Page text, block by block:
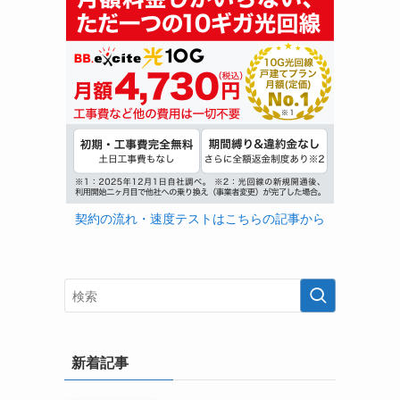
契約の流れ・速度テストはこちらの記事から
新着記事